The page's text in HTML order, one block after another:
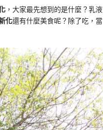
，大家最先想到的是什麼？乳液
化還有什麼美食呢？除了吃，當